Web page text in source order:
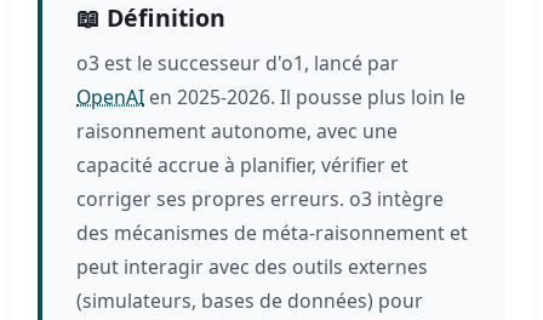
📖 Définition
o3 est le successeur d'o1, lancé par
OpenAI en 2025-2026. Il pousse plus loin le
raisonnement autonome, avec une
capacité accrue à planifier, vérifier et
corriger ses propres erreurs. o3 intègre
des mécanismes de méta-raisonnement et
peut interagir avec des outils externes
(simulateurs, bases de données) pour